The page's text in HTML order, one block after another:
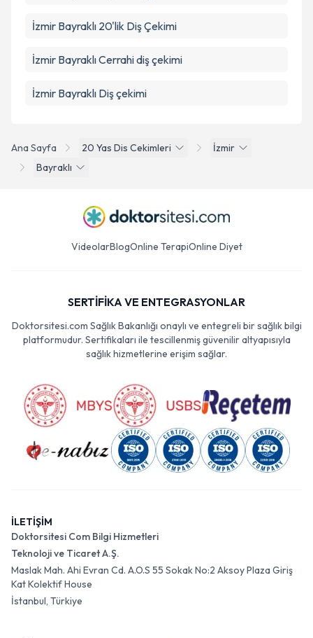
Ana Sayfa 20 Yas Dis Cekimleri
İzmir
Bayraklı
İzmir Bayraklı 20'lik Diş Çekimi
İzmir Bayraklı Cerrahi diş çekimi
İzmir Bayraklı Diş çekimi
VideolarBlogOnline TerapiOnline Diyet
SERTİFİKA VE ENTEGRASYONLAR
Doktorsitesi.com Sağlık Bakanlığı onaylı ve entegreli bir sağlık bilgi
platformudur. Sertifikaları ile tescillenmiş güvenilir altyapısıyla
sağlık hizmetlerine erişim sağlar.
İLETİŞİM
Doktorsitesi Com Bilgi Hizmetleri
Teknoloji ve Ticaret A.Ş.
Maslak Mah. Ahi Evran Cd. A.O.S 55 Sokak No:2 Aksoy Plaza Giriş
Kat Kolektif House
İstanbul, Türkiye